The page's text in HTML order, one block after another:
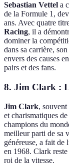
Sebastian Vettel a
de la Formule 1,
ans. Avec quatre
Racing, il a
dominer la
dans sa carrière,
envers des causes
pairs et des fans.
8. Jim Clark :
Jim Clark,
et charismatiques
champions du
meilleur parti de sa
généreuse, a fait de
en 1968. Clark
roi de la vitesse.